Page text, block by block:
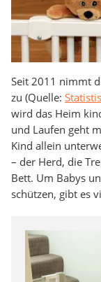
Seit 2011 nimmt
zu (Quelle:
wird das Heim
und Laufen geht
Kind allein
– der Herd, die
Bett. Um Babys
schützen, gibt es